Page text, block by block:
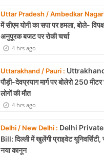
Uttar Pradesh / Ambedkar Nagar
में सीएम योगी का सपा पर हमला, बोले-
अनुपूरक बजट पर रोकी चर्चा
4 hrs ago
Uttarakhand / Pauri :
पौड़ी-देवप्रयाग मार्ग पर बोलेरो 250
लोगों की मौत
4 hrs ago
Delhi / New Delhi : Delhi
Bill: दिल्ली में खुलेंगी प्राइवेट यूनिवर्सिटी,
नया कानून